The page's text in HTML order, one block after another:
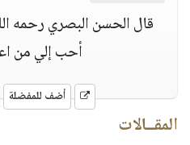
قال الحسن البصري رحمه
أحب إلي من
أضف للمفضلة
المقــالات